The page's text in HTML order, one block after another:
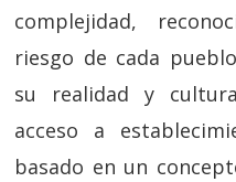
complejidad,
riesgo de cada
su realidad y
acceso a
basado en un